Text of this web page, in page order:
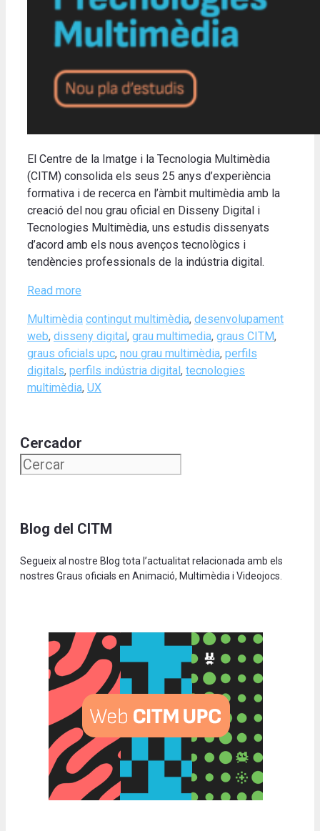
El Centre de la Imatge i la Tecnologia Multimèdia
(CITM) consolida els seus 25 anys d’experiència
formativa i de recerca en l’àmbit multimèdia amb la
creació del nou grau oficial en Disseny Digital i
Tecnologies Multimèdia, uns estudis dissenyats
d’acord amb els nous avenços tecnològics i
tendències professionals de la indústria digital.
Read more
Categories
Multimèdia Tags
contingut multimèdia, desenvolupament
web, disseny digital , grau multimedia, graus CITM,
graus oficials upc, nou grau multimèdia, perfils
digitals, perfils indústria digital , tecnologies
multimèdia, UX
Cercador
Blog del CITM
Segueix al nostre Blog tota l’actualitat relacionada amb els
nostres Graus oficials en Animació, Multimèdia i Videojocs.